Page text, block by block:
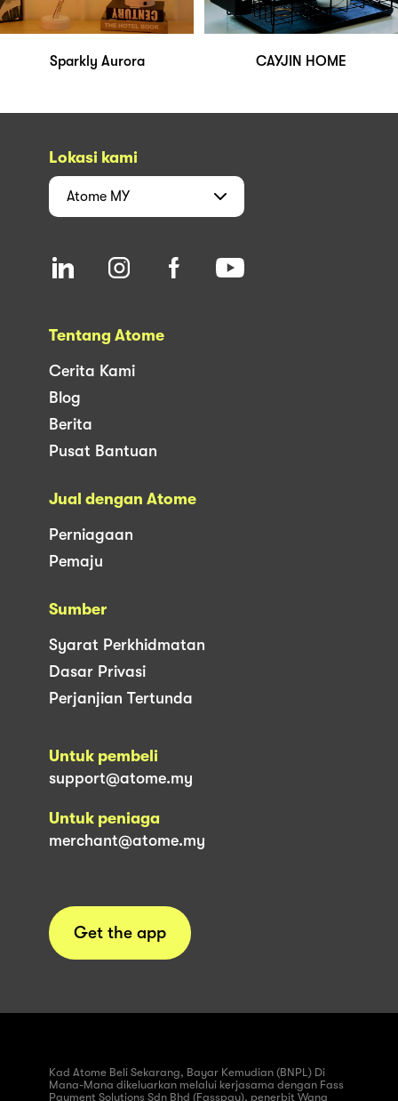
Sparkly Aurora CAYJIN HOME
Lokasi kami
Atome MY
Tentang Atome
Cerita Kami
Blog
Berita
Pusat Bantuan
Jual dengan Atome
Perniagaan
Pemaju
Sumber
Syarat Perkhidmatan
Dasar Privasi
Perjanjian Tertunda
Untuk pembeli
support@atome.my
Untuk peniaga
merchant@atome.my
Get the app
Kad Atome Beli Sekarang, Bayar Kemudian (BNPL) Di
Mana-Mana dikeluarkan melalui kerjasama dengan Fass
Payment Solutions Sdn Bhd (Fasspay), penerbit Wang